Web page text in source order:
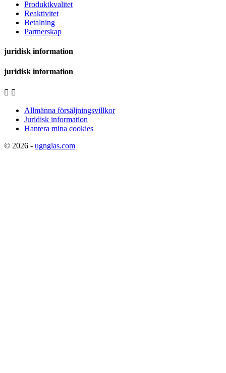
Produktkvalitet
Reaktivitet
Betalning
Partnerskap
juridisk information
juridisk information
 
Allmänna försäljningsvillkor
Juridisk information
Hantera mina cookies
© 2026 - ugnglas.com